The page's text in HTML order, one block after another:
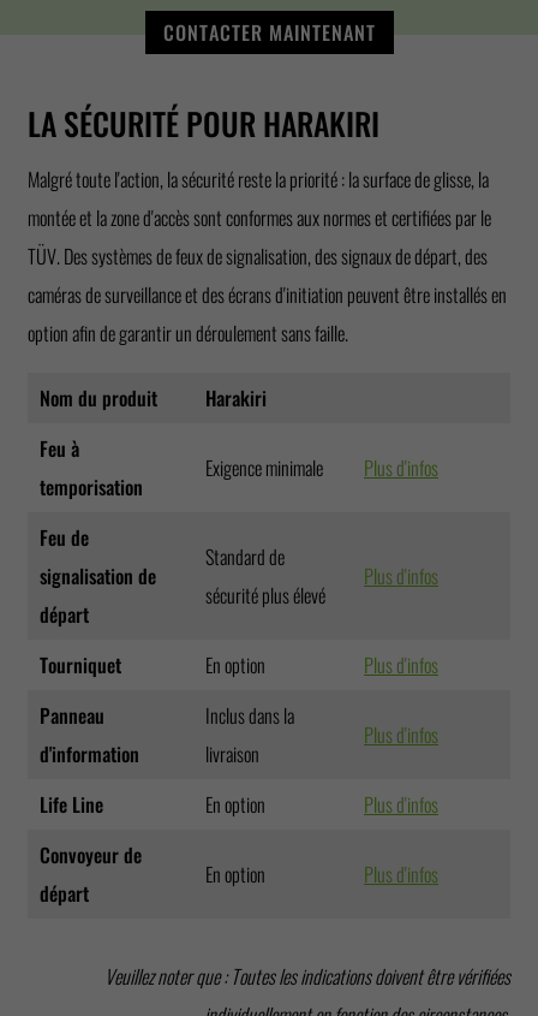
CONTACTER MAINTENANT
LA SÉCURITÉ POUR HARAKIRI
Malgré toute l'action, la sécurité reste la priorité : la surface de glisse, la
montée et la zone d'accès sont conformes aux normes et certifiées par le
TÜV. Des systèmes de feux de signalisation, des signaux de départ, des
caméras de surveillance et des écrans d'initiation peuvent être installés en
option afin de garantir un déroulement sans faille.
Nom du produit
Harakiri
Feu à
temporisation
Exigence minimale Plus d'infos
Feu de
signalisation de
départ
Standard de
sécurité plus élevé
Plus d'infos
Tourniquet En option
Plus d'infos
Panneau
d'information
Inclus dans la
livraison
Plus d'infos
Life Line En option
Plus d'infos
Convoyeur de
départ
En option Plus d'infos
Veuillez noter que : Toutes les indications doivent être vérifiées